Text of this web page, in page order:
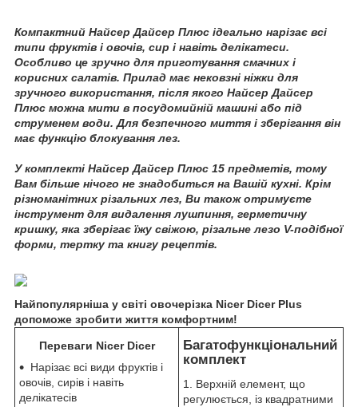
Компактний Найсер Дайсер Плюс ідеально нарізає всі
типи фруктів і овочів, сир і навіть делікатеси.
Особливо це зручно для приготування смачних і
корисних салатів. Прилад має нековзні ніжки для
зручного використання, після якого Найсер Дайсер
Плюс можна мити в посудомийній машині або під
струменем води. Для безпечного миття і зберігання він
має функцію блокування лез.
У комплекті Найсер Дайсер Плюс 15 предметів, тому
Вам більше нічого не знадобиться на Вашій кухні. Крім
різноманітних різальних лез, Ви також отримуєте
інструмент для видалення лушпиння, герметичну
кришку, яка зберігає їжу свіжою, різальне лезо V-подібної
форми, тертку та книгу рецептів.
Найпопулярніша у світі овочерізка Nicer DicerPlus
допоможе зробити життя комфортним!
Переваги Nicer Dicer
Нарізає всі види фруктів і
овочів, сирів і навіть
делікатесів
Багатофункціональний
комплект
1. Верхній елемент, що
регулюється, із квадратними